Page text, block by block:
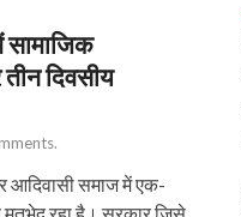
सामाजिक
दिवसीय
आदिवासी समाज में एक-